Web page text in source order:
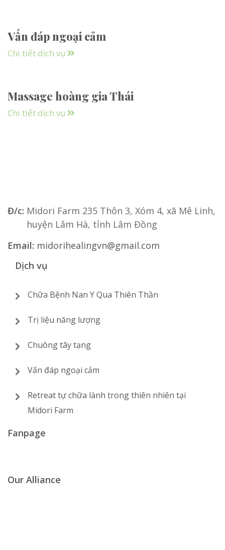
Vấn đáp ngoại cảm
Chi tiết dịch vụ
Massage hoàng gia Thái
Chi tiết dịch vụ
Đ/c: Midori Farm 235 Thôn 3, Xóm 4, xã Mê Linh,
huyện Lâm Hà, tỉnh Lâm Đồng
Email: midorihealingvn@gmail.com
Dịch vụ
Chữa Bệnh Nan Y Qua Thiên Thần
Trị liệu năng lượng
Chuông tây tạng
Vấn đáp ngoại cảm
Retreat tự chữa lành trong thiên nhiên tại
Midori Farm
Fanpage
Our Alliance